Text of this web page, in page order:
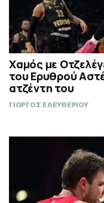
Χαμός με
του Ερυθρού
ατζέντη του
ΓΙΩΡΓΟΣ ΕΛΕΥΘΕΡΙΟΥ